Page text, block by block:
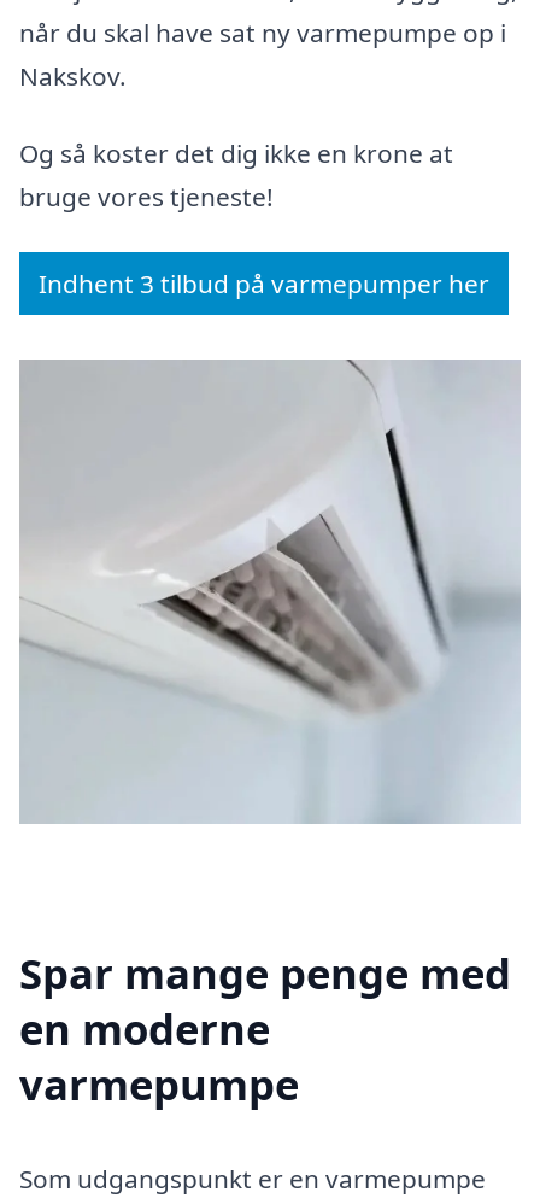
når du skal have sat ny varmepumpe op i
Nakskov.
Og så koster det dig ikke en krone at
bruge vores tjeneste!
Indhent 3 tilbud på varmepumper her
Spar mange penge med
en moderne
varmepumpe
Som udgangspunkt er en varmepumpe